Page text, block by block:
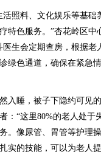
照料、文化娱乐等基础
特色服务。”杏花岭区中
生会定期查房，根据老
绿色通道，确保在紧急
睡，被子下隐约可见的
：“这里80%的老人处于
。像尿管、胃管等护理
实的技能，可以为老人